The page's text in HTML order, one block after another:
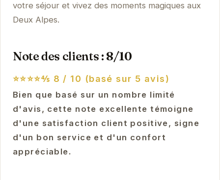
votre séjour et vivez des moments magiques aux
Deux Alpes.
Note des clients : 8/10
⭐⭐⭐⭐⅘ 8 / 10 (basé sur 5 avis)
Bien que basé sur un nombre limité
d'avis, cette note excellente témoigne
d'une satisfaction client positive, signe
d'un bon service et d'un confort
appréciable.